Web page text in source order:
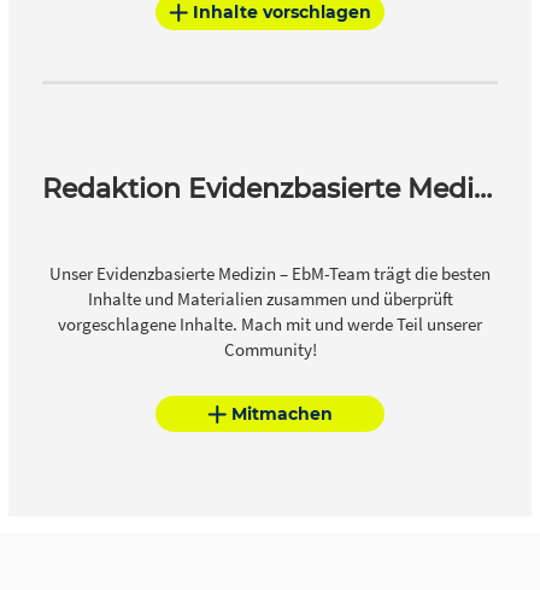
Inhalte vorschlagen
Redaktion Evidenzbasierte Medizin – EbM
Unser Evidenzbasierte Medizin – EbM-Team trägt die besten
Inhalte und Materialien zusammen und überprüft
vorgeschlagene Inhalte. Mach mit und werde Teil unserer
Community!
Mitmachen